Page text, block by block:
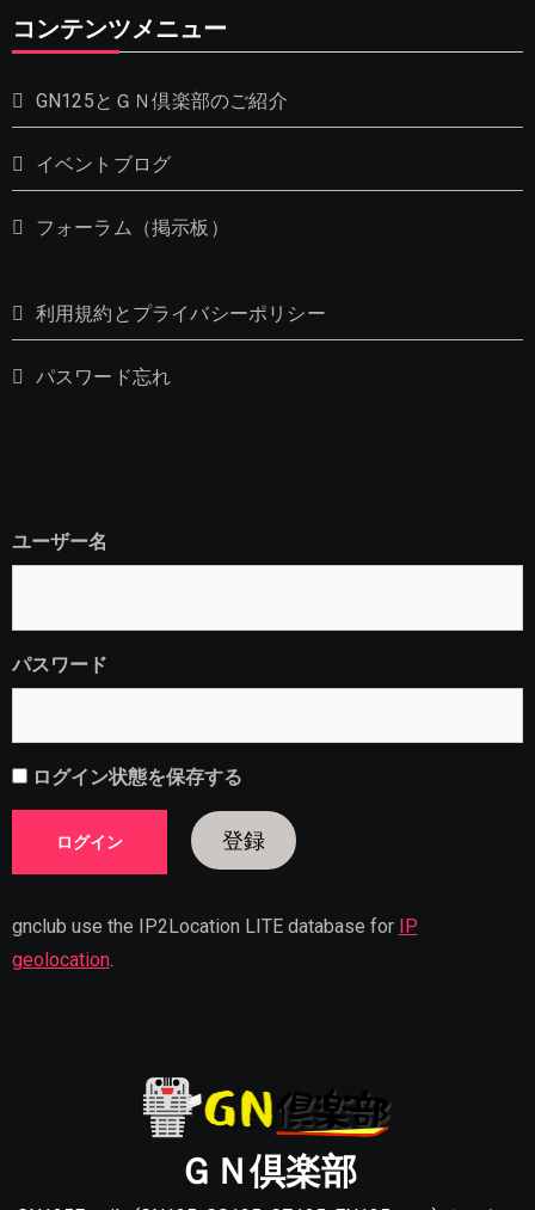
コンテンツメニュー
GN125とＧＮ倶楽部のご紹介
イベントブログ
フォーラム（掲示板）
利用規約とプライバシーポリシー
パスワード忘れ
ユーザー名
パスワード
ログイン状態を保存する
登録
gnclub use the IP2Location LITE database for IP
geolocation.
ＧＮ倶楽部